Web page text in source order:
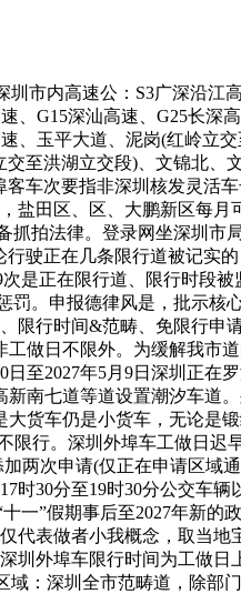
市内高速公：S3广深沿江
、G15深汕高速、G25长深
、玉平大道、泥岗(红岭立
至洪湖立交段)、文锦北、
车次要指非深圳核发灵活车
盐田区、区、大鹏新区每月
抓拍法律。登录网坐深圳市
驶正在几条限行道被记实
是正在限行道、限行时段被
罚。申报德律风是，批示核
限行时间&范畴、免限行申
做日不限外。为缓解我市道
至2027年5月9日深圳正在
新南七道等道设置潮汐车道
货车仍是小货车，无论是
行。深圳外埠车工做日迟
两次申请(仅正在申请区域
时30分至19时30分公交车辆
一”假期事后至2027年新的
代表做者小我概念，取当地
外埠车限行时间为工做日
域：深圳全市范畴道，除部